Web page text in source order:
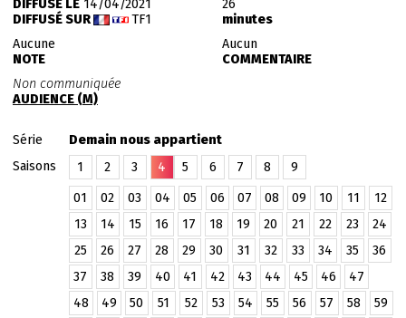
DIFFUSÉ LE14/04/2021
DIFFUSÉ SUR
TF1
26
minutes
Aucune
NOTE
Aucun
COMMENTAIRE
Non communiquée
AUDIENCE (M)
Série
Demain nous appartient
Saisons
1 2 3 4 5 6 7 8 9
01 02 03 04 05 06 07 08 09 10 11
12
13
14 15 16 17 18 19 20 21 22 23
24
25
26 27 28 29 30 31 32 33 34 35
36
37
38 39 40 41 42 43 44 45 46
47
48
49 50 51 52 53 54 55 56 57 58
59